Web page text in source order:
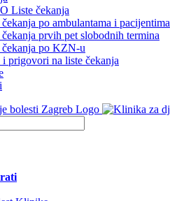
Liste čekanja
po ambulantama i pacijentima
prvih pet slobodnih termina
po KZN-u
prigovori na liste čekanja